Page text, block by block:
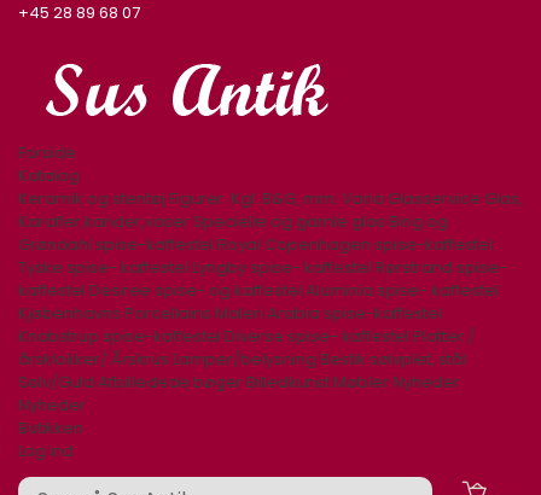
+45 28 89 68 07
Forside
Katalog
Keramik og stentøj Figurer. Kgl. B&G, mm. Varia Glasservice Glas,
Karafler,kander,vaser Specielle og gamle glas Bing og
Grøndahl spise-kaffestel Royal Copenhagen spise-kaffestel
Tyske spise- kaffestel Lyngby spise- kaffestel Rørstrand spise-
kaffestel Desiree spise- og kaffestel Aluminia spise- kaffestel
Kjøbenhavns Porcellains Maleri Arabia spise-kaffestel
Knabstrup spise-kaffestel Diverse spise- kaffestel Platter /
årsklokker/ Årskrus Lamper/belysning Bestik sølvplet, stål
Sølv/Guld Afbilledede bøger Billedkunst Møbler Nyheder
Nyheder
Butikken
Log ind